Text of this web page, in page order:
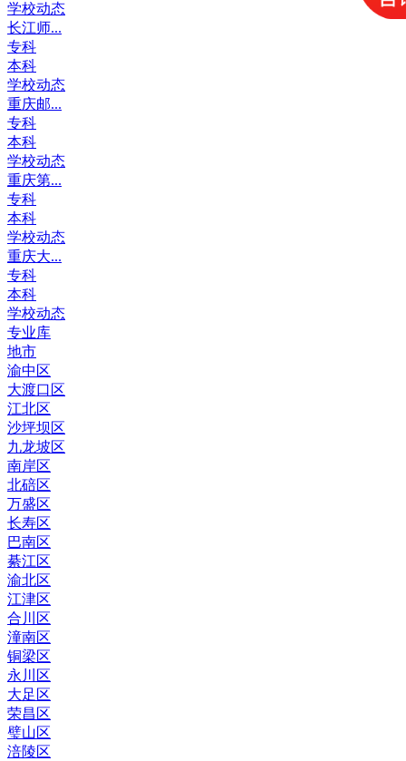
学校动态
长江师...
专科
本科
学校动态
重庆邮...
专科
本科
学校动态
重庆第...
专科
本科
学校动态
重庆大...
专科
本科
学校动态
专业库
地市
渝中区
大渡口区
江北区
沙坪坝区
九龙坡区
南岸区
北碚区
万盛区
长寿区
巴南区
綦江区
渝北区
江津区
合川区
潼南区
铜梁区
永川区
大足区
荣昌区
璧山区
涪陵区